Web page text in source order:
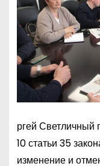
ргей Светличный
10 статьи 35
изменение и